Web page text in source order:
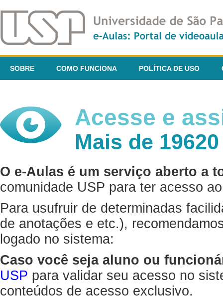
SOBRE COMO FUNCIONA POLÍTICA DE USO
Acesse e
Mais de
O e-Aulas é um serviço aberto a
comunidade USP para ter acesso
Para usufruir de determinadas
de anotações e etc.),
logado no sistema:
Caso você seja aluno ou
USP para validar seu acesso no
conteúdos de acesso exclusivo.